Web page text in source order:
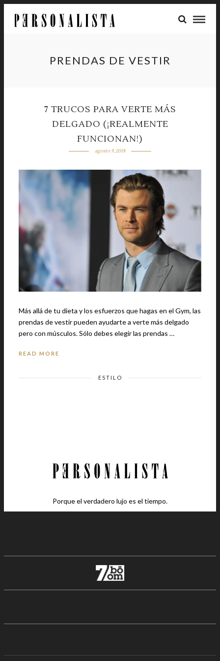
PRENDAS DE VESTIR
7 TRUCOS PARA VERTE MÁS
DELGADO (¡REALMENTE
FUNCIONAN!)
agosto 9, 2018
Más allá de tu dieta y los esfuerzos que hagas en el Gym, las
prendas de vestir pueden ayudarte a verte más delgado
pero con músculos. Sólo debes elegir las prendas …
READ MORE
ESTILO
Porque el verdadero lujo es el tiempo.